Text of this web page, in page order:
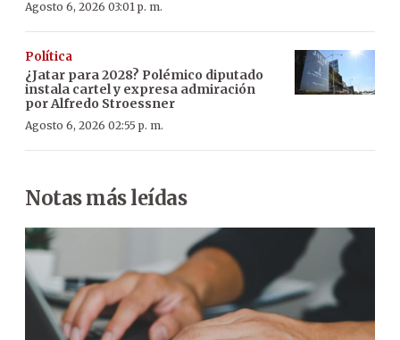
Agosto 6, 2026 03:01 p. m.
Política
¿Jatar para 2028? Polémico diputado
instala cartel y expresa admiración
por Alfredo Stroessner
Agosto 6, 2026 02:55 p. m.
Notas más leídas